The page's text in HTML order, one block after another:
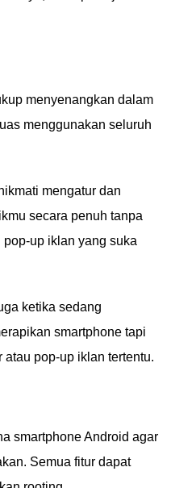
menyenangkan dalam
menggunakan seluruh
mengatur dan
secara penuh tanpa
up iklan yang suka
ketika sedang
smartphone tapi
pop-up iklan tertentu.
smartphone Android agar
Semua fitur dapat